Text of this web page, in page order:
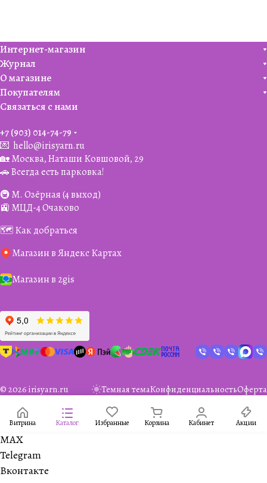
Интернет-магазин
Журнал
О магазине
Покупателям
Связаться с нами
+7 (903) 014-74-79‬
💌 hello@irisyarn.ru
🏡 Москва, Наташи Ковшовой, 29
🚗 Всегда есть парковка!
🚇 М. Озёрная (4 выход)
🚉 МЦД-4 Очаково
🗺️ Как добраться
Магазин в Яндекс Картах
Магазин в 2gis
© 2026 irisyarn.ru Темная темаКонфиденциальностьОферта
Витрина Каталог Избранные Корзина Кабинет Акции
MAX
Telegram
Вконтакте